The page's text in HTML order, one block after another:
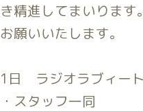
精進してまいります。
願いいたします。
日 ラジオラブィー
スタッフ一同